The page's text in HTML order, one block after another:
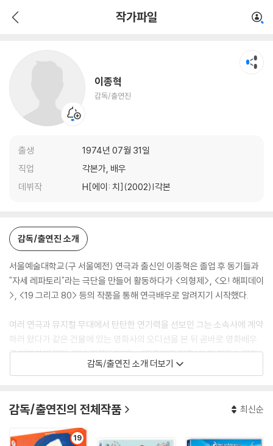
작가파일
이종혁
감독/출연진
출생
1974년 07월 31일
직업
각본가, 배우
데뷔작
H[에이: 치](2002)|각본
감독/출연진 소개
서울예술대학교(구 서울예전) 연극과 출신인 이종혁은 졸업 후 동기들과
"자세 레파토리"라는 극단을 만들어 활동하다가 <의형제>, <오! 해피데이
>, <19 그리고 80> 등의 작품을 통해 연극배우로 알려지기 시작했다.
여러 연극과 뮤지컬 무대에서 탄탄한 연기력을 선보인 그는 소속사에 계약
하러 왔다가 같은 건물에 있는 영화사의 오디션을 본 뒤 곧바로 영화배우
로 데뷔하게 된다. 일반 관객들에게는 <말죽거리 잔혹사>의 피도 눈물도
없는 선도부장 역으로 잘 알려진 배우로, 주로 차가운 이미지의 배역들을
[필모그래피]
H[에이: 치](2002)|각본
감독/출연진 소개 더보기
감독/출연진의 전체작품 최신순
19